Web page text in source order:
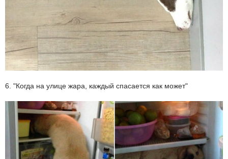
6. "Когда на улице жара, каждый спасается как может"